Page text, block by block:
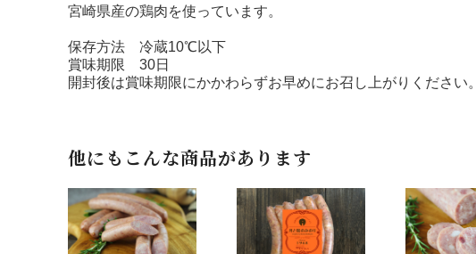
宮崎県産の鶏肉を使っています。
保存方法 冷蔵10℃以下
賞味期限 30日
開封後は賞味期限にかかわらずお早めにお召し上がりください。
他にもこんな商品があります